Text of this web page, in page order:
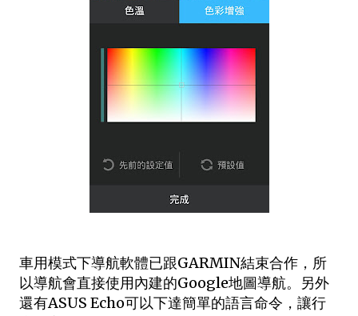
車用模式下導航軟體已跟GARMIN結束合作，所
以導航會直接使用內建的Google地圖導航。另外
還有ASUS Echo可以下達簡單的語言命令，讓行